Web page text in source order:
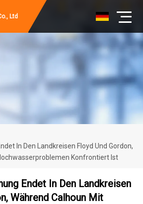
Ltd
In Den Landkreisen Floyd Und Gordon,
Konfrontiert Ist
Endet In Den Landkreisen
Während Calhoun Mit